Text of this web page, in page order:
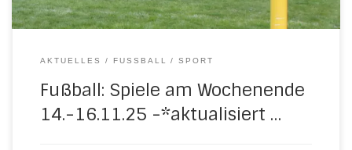
AKTUELLES FUSSBALL SPORT
Fußball: Spiele am Wochenende
14.-16.11.25 -*aktualisiert …